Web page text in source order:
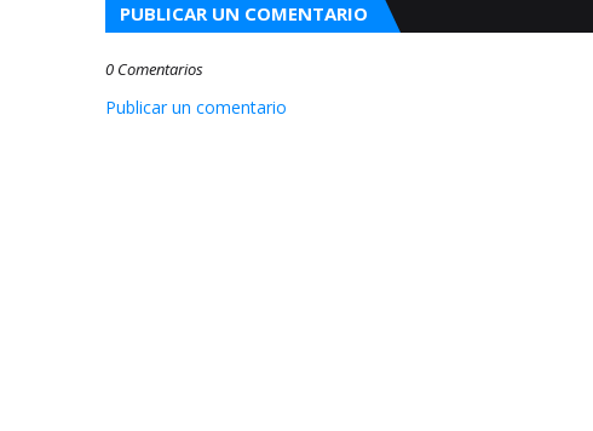
PUBLICAR UN COMENTARIO
0 Comentarios
Publicar un comentario